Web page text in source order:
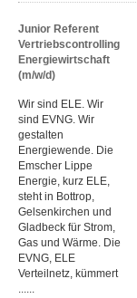
Junior Referent
Vertriebscontrolling
Energiewirtschaft
(m/w/d)
Wir sind ELE. Wir
sind EVNG. Wir
gestalten
Energiewende. Die
Emscher Lippe
Energie, kurz ELE,
steht in Bottrop,
Gelsenkirchen und
Gladbeck für Strom,
Gas und Wärme. Die
EVNG, ELE
Verteilnetz, kümmert